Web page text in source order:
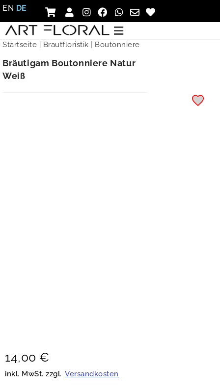
EN DE
Startseite Brautfloristik Boutonniere
Bräutigam Boutonniere Natur
Weiß
14,00 €
inkl. MwSt. zzgl. Versandkosten